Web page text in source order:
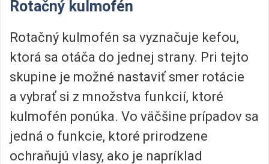
Rotačný kulmofén
Rotačný kulmofén sa vyznačuje kefou,
ktorá sa otáča do jednej strany. Pri tejto
skupine je možné nastaviť smer rotácie
a vybrať si z množstva funkcií, ktoré
kulmofén ponúka. Vo väčšine prípadov sa
jedná o funkcie, ktoré prirodzene
ochraňujú vlasy, ako je napríklad